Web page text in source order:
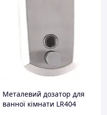
Металевий дозатор для
ванної кімнати LR404